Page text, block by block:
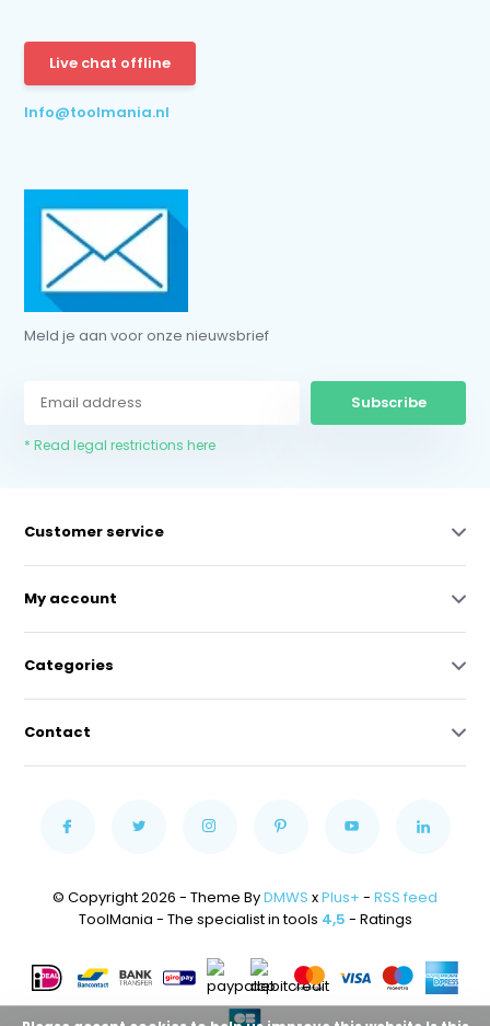
Live chat offline
Info@toolmania.nl
Meld je aan voor onze nieuwsbrief
Subscribe
* Read legal restrictions here
Customer service
My account
Categories
Contact
© Copyright 2026 - Theme ByDMWS xPlus+ - RSS feed
ToolMania - The specialist in tools 4,5 - Ratings